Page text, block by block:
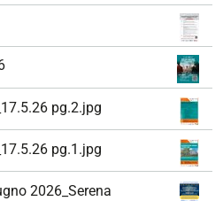
pg.2.jpg
pg.1.jpg
2026_Serena